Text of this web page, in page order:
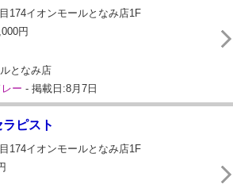
174イオンモールとなみ店1F
円
となみ店
ー - 掲載日:8月7日
ピスト
174イオンモールとなみ店1F